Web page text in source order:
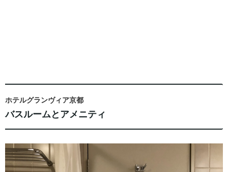
ホテルグランヴィア京都
バスルームとアメニティ